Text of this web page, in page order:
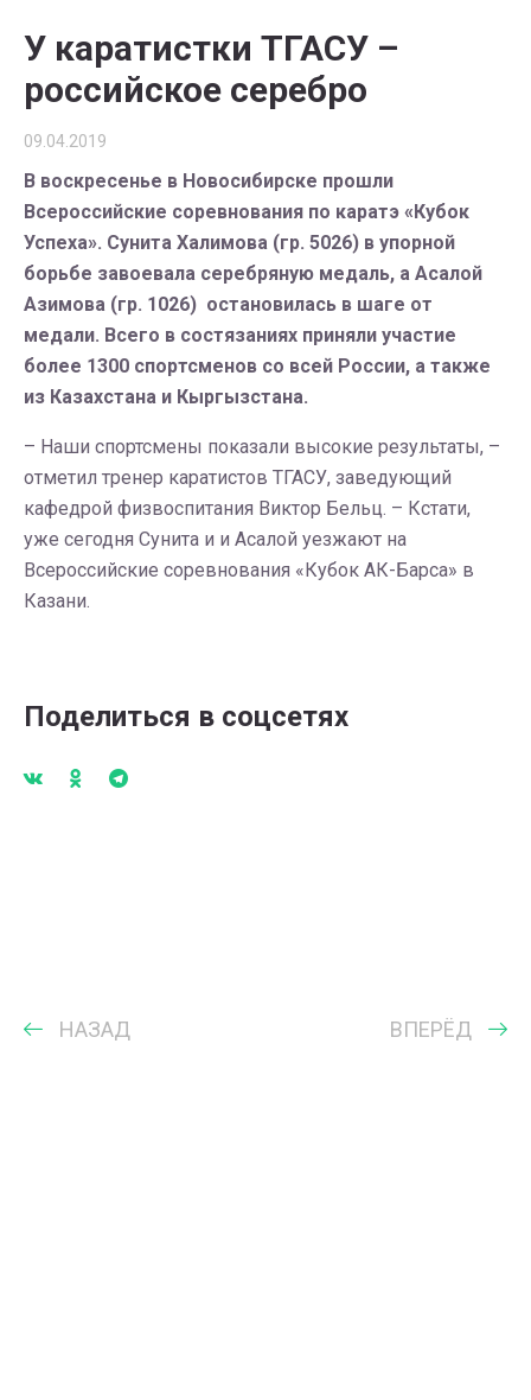
У каратистки ТГАСУ –
российское серебро
09.04.2019
В воскресенье в Новосибирске прошли
Всероссийские соревнования по каратэ «Кубок
Успеха». Сунита Халимова (гр. 5026) в упорной
борьбе завоевала серебряную медаль, а Асалой
Азимова (гр. 1026) остановилась в шаге от
медали. Всего в состязаниях приняли участие
более 1300 спортсменов со всей России, а также
из Казахстана и Кыргызстана.
– Наши спортсмены показали высокие результаты, –
отметил тренер каратистов ТГАСУ, заведующий
кафедрой физвоспитания Виктор Бельц. – Кстати,
уже сегодня Сунита и и Асалой уезжают на
Всероссийские соревнования «Кубок АК-Барса» в
Казани.
Поделиться в соцсетях
НАЗАД ВПЕРЁД